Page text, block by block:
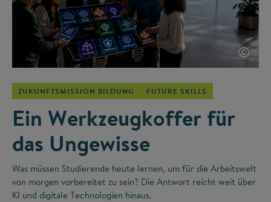
©
ZUKUNFTSMISSION BILDUNG FUTURE SKILLS
Ein Werkzeugkoffer für
das Ungewisse
Was müssen Studierende heute lernen, um für die Arbeitswelt
von morgen vorbereitet zu sein? Die Antwort reicht weit über
KI und digitale Technologien hinaus.